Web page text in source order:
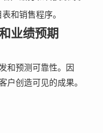
和销售程序。
业绩预期
和预测可靠性。因
户创造可见的成果。